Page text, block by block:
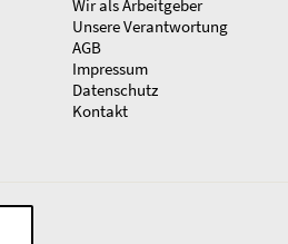
Wir als Arbeitgeber
Unsere Verantwortung
AGB
Impressum
Datenschutz
Kontakt